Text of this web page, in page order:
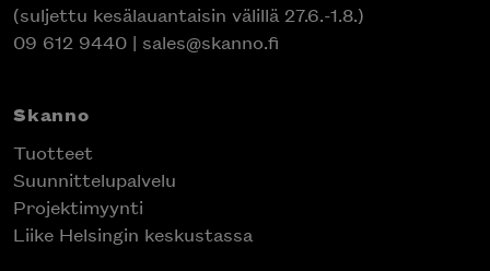
(suljettu kesälauantaisin välillä 27.6.-1.8.)
09 612 9440 | sales@skanno.fi
Skanno
Tuotteet
Suunnittelupalvelu
Projektimyynti
Liike Helsingin keskustassa